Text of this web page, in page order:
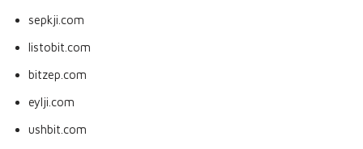
sepkji.com
listobit.com
bitzep.com
eylji.com
ushbit.com